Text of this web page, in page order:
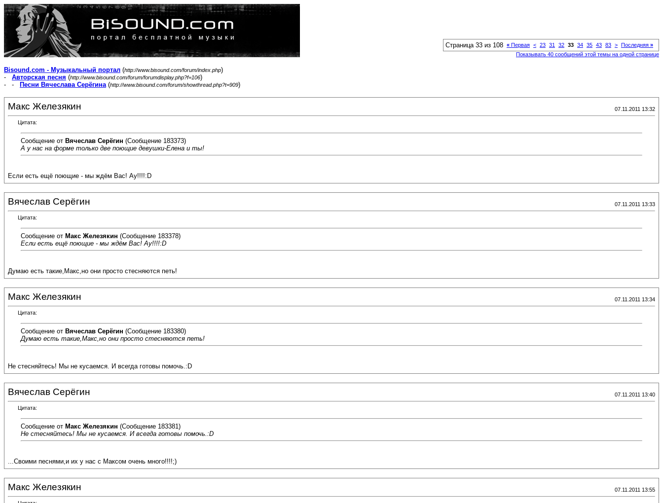
Страница 33 из 108 « Первая < 23 31 32 33 34 35 43 83 > Последняя »
Показывать 40 сообщений этой темы на одной странице
Bisound.com - Музыкальный портал (http://www.bisound.com/forum/index.php)
- Авторская песня (http://www.bisound.com/forum/forumdisplay.php?f=106)
- -
Песни Вячеслава Серёгина(http://www.bisound.com/forum/showthread.php?t=909)
Макс Железякин 07.11.2011 13:32
Цитата:
Сообщение от Вячеслав Серёгин (Сообщение 183373)
А у нас на форме только две поющие девушки-Елена и ты!
Если есть ещё поющие - мы ждём Вас! Ау!!!!:D
Вячеслав Серёгин 07.11.2011 13:33
Цитата:
Сообщение от Макс Железякин (Сообщение 183378)
Если есть ещё поющие - мы ждём Вас! Ау!!!!:D
Думаю есть такие,Макс,но они просто стесняются петь!
Макс Железякин 07.11.2011 13:34
Цитата:
Сообщение от Вячеслав Серёгин (Сообщение 183380)
Думаю есть такие,Макс,но они просто стесняются петь!
Не стесняйтесь! Мы не кусаемся. И всегда готовы помочь.:D
Вячеслав Серёгин 07.11.2011 13:40
Цитата:
Сообщение от Макс Железякин (Сообщение 183381)
Не стесняйтесь! Мы не кусаемся. И всегда готовы помочь.:D
...Своими песнями,и их у нас с Максом очень много!!!!;)
Макс Железякин 07.11.2011 13:55